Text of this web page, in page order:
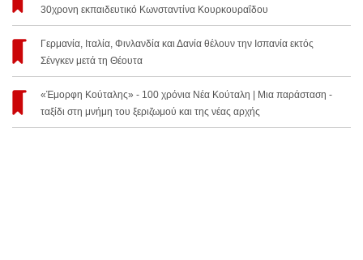
30χρονη εκπαιδευτικό Κωνσταντίνα Κουρκουραΐδου
Γερμανία, Ιταλία, Φινλανδία και Δανία θέλουν την Ισπανία εκτός
Σένγκεν μετά τη Θέουτα
«Έμορφη Κούταλης» - 100 χρόνια Νέα Κούταλη | Μια παράσταση -
ταξίδι στη μνήμη του ξεριζωμού και της νέας αρχής